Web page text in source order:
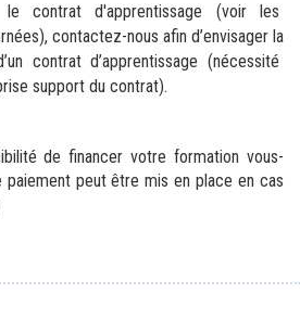
le contrat d'apprentissage (voir les
contactez-nous afin d’envisager la
contrat d’apprentissage (nécessité
support du contrat).
de financer votre formation vous-
paiement peut être mis en place en cas